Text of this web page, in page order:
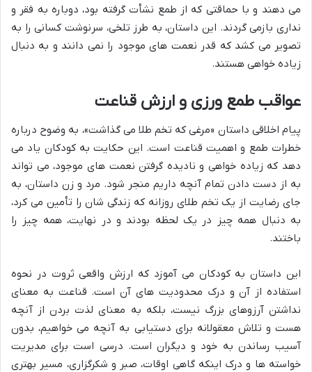
می دهند و با حماقتی که از طمع نشأت گرفته بود، دوباره به فقر و
نداری بازمی گردند. این داستان، به طرز تلخی، سرنوشت کسانی را به
تصویر می کشد که قدر نعمت های موجود را نمی دانند و به دنبال
زیاده خواهی هستند.
عواقب طمع ورزی و ارزش قناعت
پیام اخلاقی داستان «مرغی که تخم طلا می گذاشت»، به وضوح درباره
خطرات طمع و اهمیت قناعت است. این حکایت به کودکان یاد می
دهد که زیاده خواهی و نادیده گرفتن نعمت های موجود، می تواند
به از دست دادن تمام آنچه داریم منجر شود. مرد و زن داستان، به
جای رضایت از یک تخم طلای روزانه که زندگی شان را تأمین می کرد،
به دنبال همه چیز در یک لحظه بودند و در نهایت، همه چیز را
باختند.
این داستان به کودکان می آموزد که ارزش واقعی ثروت در نحوه
استفاده از آن و درک محدودیت های آن است. قناعت به معنای
نداشتن آرزوهای بزرگ نیست، بلکه به معنای لذت بردن از آنچه
هست و تلاش معقولانه برای دستیابی به آنچه می خواهیم، بدون
آسیب رساندن به خود و دیگران است. درسی است برای مدیریت
خواسته ها و درک اینکه گاهی اوقات، صبر و شکرگزاری، مسیر بهتری